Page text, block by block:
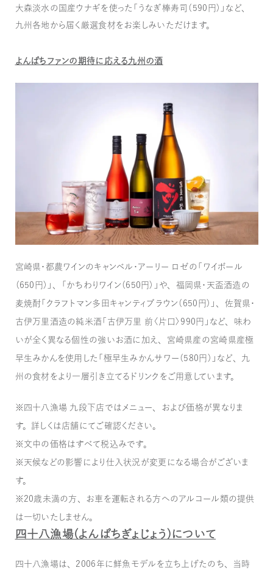
大森淡水の国産ウナギを使った「うなぎ棒寿司（590円）」など、
九州各地から届く厳選食材をお楽しみいただけます。
よんぱちファンの期待に応える九州の酒
宮崎県・都農ワインのキャンベル・アーリー ロゼの「ワイボール
（650円）」、「かちわりワイン（650円）」や、福岡県・天盃酒造の
麦焼酎「クラフトマン多田キャンティブラウン（650円）」、佐賀県・
古伊万里酒造の純米酒「古伊万里 前〈片口〉990円」など、味わ
いが全く異なる個性の強いお酒に加え、宮崎県産の宮崎県産極
早生みかんを使用した「極早生みかんサワー（580円）」など、九
州の食材をより一層引き立てるドリンクをご用意しています。
※四十八漁場 九段下店ではメニュー、および価格が異なりま
す。詳しくは店舗にてご確認ください。
※文中の価格はすべて税込みです。
※天候などの影響により仕入状況が変更になる場合がございま
す。
※20歳未満の方、お車を運転される方へのアルコール類の提供
は一切いたしません。
四十八漁場（よんぱちぎょじょう）について
四十八漁場は、2006年に鮮魚モデルを立ち上げたのち、当時